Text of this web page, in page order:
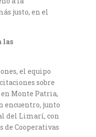
justo, en el
las
el equipo
sobre
Monte Patria,
encuentro, junto
del Limarí, con
de Cooperativas